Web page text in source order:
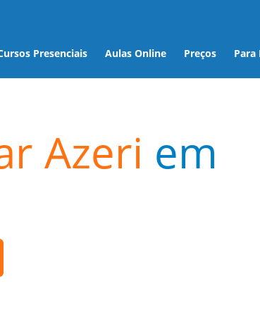
Presenciais Aulas Online Preços Para
Azeri em